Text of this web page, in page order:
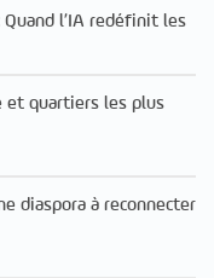
l’IA redéfinit les
et quartiers les plus
diaspora à reconnecter